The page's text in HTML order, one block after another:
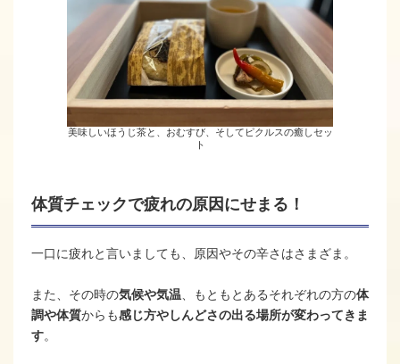
美味しいほうじ茶と、おむすび、そしてピクルスの癒しセッ
ト
体質チェックで疲れの原因にせまる！
一口に疲れと言いましても、原因やその辛さはさまざま。
また、その時の気候や気温 、もともとあるそれぞれの方の体
調や体質からも感じ方やしんどさの出る場所が変わってきま
す。